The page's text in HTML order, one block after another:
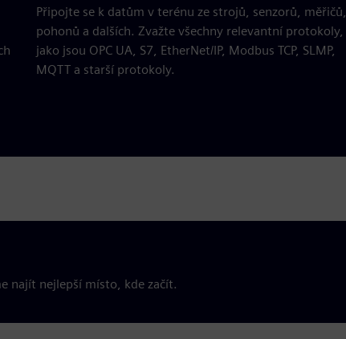
Připojte se k datům v terénu ze strojů, senzorů, měřičů,
pohonů a dalších. Zvažte všechny relevantní protokoly,
jako jsou OPC UA, S7, EtherNet/IP, Modbus TCP, SLMP,
MQTT a starší protokoly.
najít nejlepší místo, kde začít.